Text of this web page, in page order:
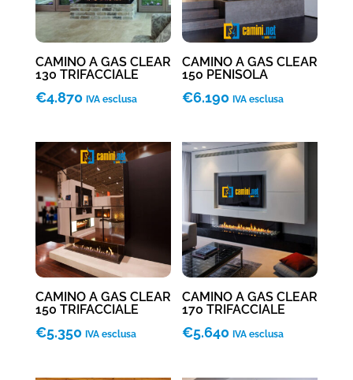
CAMINO A GAS CLEAR
130 TRIFACCIALE
€4.870 IVA esclusa
CAMINO A GAS CLEAR
150 PENISOLA
€6.190 IVA esclusa
CAMINO A GAS CLEAR
150 TRIFACCIALE
€5.350 IVA esclusa
CAMINO A GAS CLEAR
170 TRIFACCIALE
€5.640 IVA esclusa